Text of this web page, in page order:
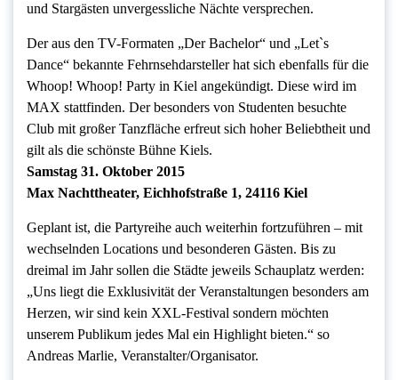
und Stargästen unvergessliche Nächte versprechen.
Der aus den TV-Formaten „Der Bachelor“ und „Let`s
Dance“ bekannte Fehrnsehdarsteller hat sich ebenfalls für die
Whoop! Whoop! Party in Kiel angekündigt. Diese wird im
MAX stattfinden. Der besonders von Studenten besuchte
Club mit großer Tanzfläche erfreut sich hoher Beliebtheit und
gilt als die schönste Bühne Kiels.
Samstag 31. Oktober 2015
Max Nachttheater, Eichhofstraße 1, 24116 Kiel
Geplant ist, die Partyreihe auch weiterhin fortzuführen – mit
wechselnden Locations und besonderen Gästen. Bis zu
dreimal im Jahr sollen die Städte jeweils Schauplatz werden:
„Uns liegt die Exklusivität der Veranstaltungen besonders am
Herzen, wir sind kein XXL-Festival sondern möchten
unserem Publikum jedes Mal ein Highlight bieten.“ so
Andreas Marlie, Veranstalter/Organisator.